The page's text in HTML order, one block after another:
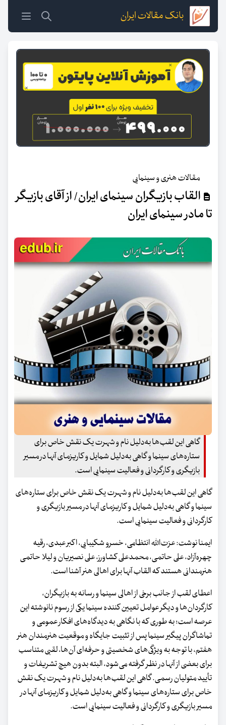
بانک مقالات ایران
مقالات هنری و سینمایی
القاب بازیگران سینمای ایران/ از آقای بازیگر
تا مادر سینمای ایران
گاهی این لقب‌ها به‌دلیل نام و شهرت یک نقش خاص برای
ستاره‌های سینما و گاهی به‌دلیل شمایل و کاریزمای آنها در مسیر
بازیگری و کارگردانی و فعالیت سینمایی است.
گاهی این لقب‌ها به‌دلیل نام و شهرت یک نقش خاص برای ستاره‌های
سینما و گاهی به‌دلیل شمایل و کاریزمای آنها در مسیر بازیگری و
کارگردانی و فعالیت سینمایی است.
ایمنا نوشت: عزت‌الله انتظامی، خسرو شکیبایی، اکبر عبدی، رقیه
چهره‌آزاد، علی حاتمی، محمدعلی کشاورز، علی نصیریان و لیلا حاتمی
هنرمندانی هستند که القاب آنها برای اهالی هنر آشنا است.
اعطای لقب از جانب برخی از اهالی سینما و رسانه به بازیگران،
کارگردان‌ها و دیگر عوامل تعیین کننده سینما یکی از رسوم نانوشته این
عرصه است؛ به طوری که با نگاهی به دیدگاه‌های افکار عمومی و
تماشاگران پیگیر سینما پس از تثبیت جایگاه و موقعیت هنرمندان هنر
هفتم، با توجه به ویژگی‌های شخصیتی و حرفه‌ای آن‌ها، لقبی متناسب
برای بعضی از آنها در نظر گرفته می‌شود، البته بدون هیچ تشریفات و
تأیید متولیان رسمی. گاهی این لقب‌ها به‌دلیل نام و شهرت یک نقش
خاص برای ستاره‌های سینما و گاهی به‌دلیل شمایل و کاریزمای آنها در
مسیر بازیگری و کارگردانی و فعالیت سینمایی است.